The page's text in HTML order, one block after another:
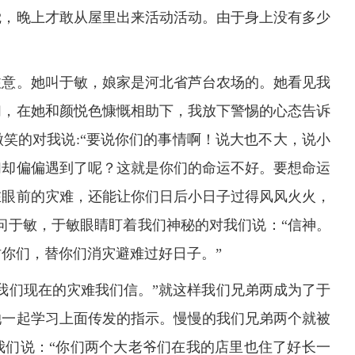
晚上才敢从屋里出来活动活动。由于身上没有多少
。她叫于敏，娘家是河北省芦台农场的。她看见我
在她和颜悦色慷慨相助下，我放下警惕的心态告诉
的对我说:“要说你们的事情啊！说大也不大，说小
偏偏遇到了呢？这就是你们的命运不好。要想命运
前的灾难，还能让你们日后小日子过得风风火火，
敏，于敏眼睛盯着我们神秘的对我们说：“信神。
们，替你们消灾避难过好日子。”
现在的灾难我们信。”就这样我们兄弟两成为了于
起学习上面传发的指示。慢慢的我们兄弟两个就被
说：“你们两个大老爷们在我的店里也住了好长一